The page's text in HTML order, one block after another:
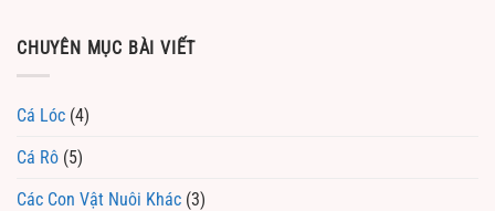
CHUYÊN MỤC BÀI VIẾT
Cá Lóc (4)
Cá Rô (5)
Các Con Vật Nuôi Khác (3)